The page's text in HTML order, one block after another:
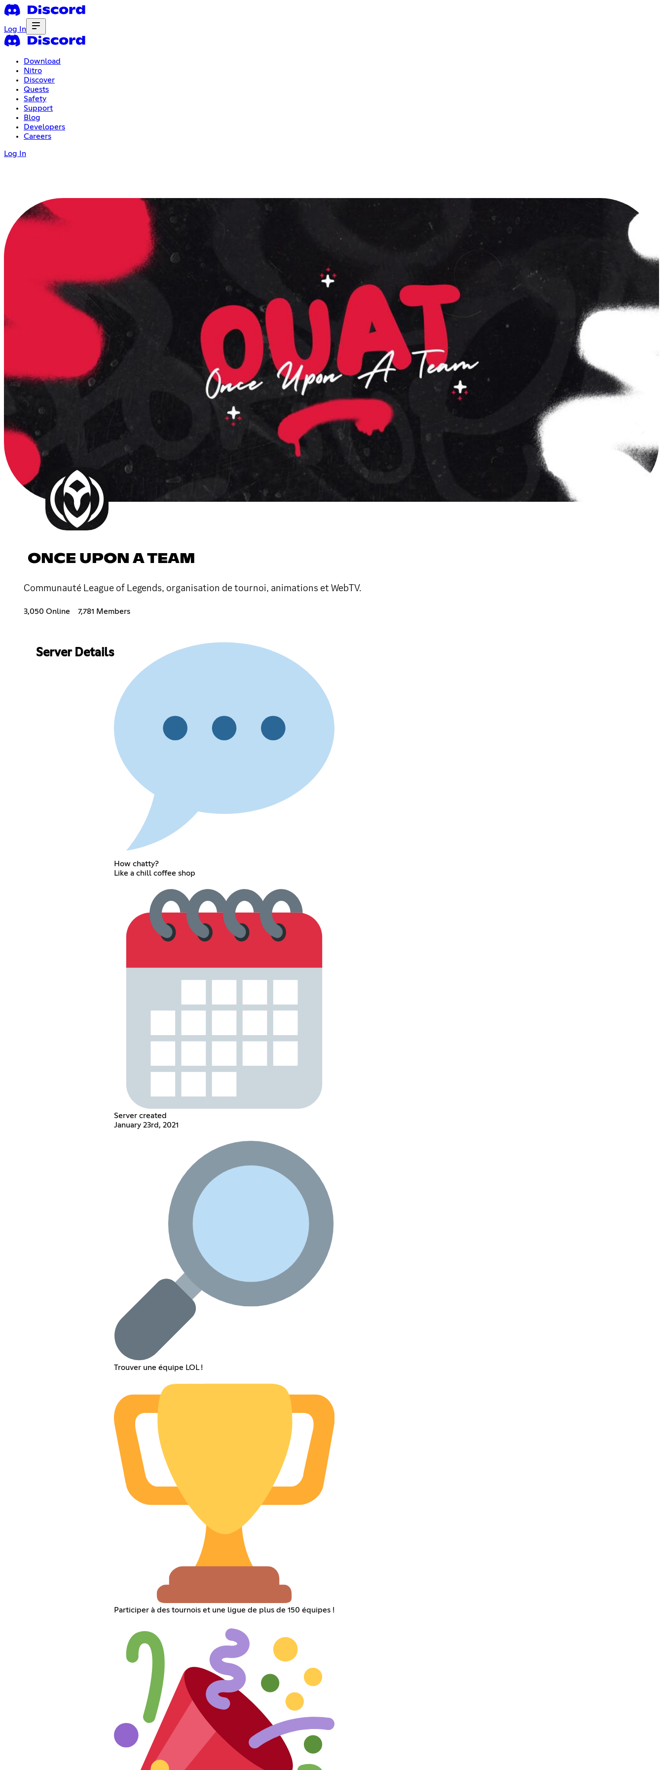
Log In
Download
Nitro
Discover
Quests
Safety
Support
Blog
Developers
Careers
Log In
ONCE UPON A TEAM
Communauté League of Legends, organisation de tournoi, animations et WebTV.
3,050 Online 7,781 Members
Server Details
How chatty?
Like a chill coffee shop
Server created
January 23rd, 2021
Trouver une équipe LOL !
Participer à des tournois et une ligue de plus de 150 équipes !